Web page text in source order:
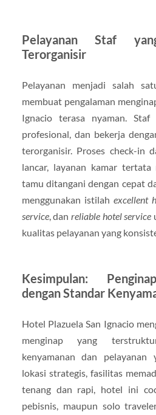
Pelayanan Staf
Terorganisir
Pelayanan menjadi salah
membuat pengalaman
Ignacio terasa nyaman. Staf
profesional, dan bekerja
terorganisir. Proses check-in
lancar, layanan kamar
tamu ditangani dengan cepat
menggunakan istilah excellent
service, dan reliable hotel service
kualitas pelayanan yang
Kesimpulan:
dengan Standar
Hotel Plazuela San Ignacio
menginap yang
kenyamanan dan pelayanan
lokasi strategis, fasilitas
tenang dan rapi, hotel ini
pebisnis, maupun solo